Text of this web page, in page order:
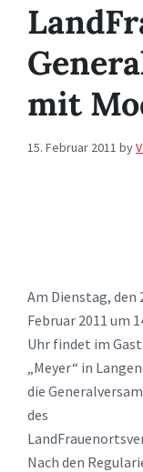
mit
15. Februar 2011 by
Am Dienstag, den
Februar 2011 um
Uhr findet im
„Meyer“ in
die
des
Nach den